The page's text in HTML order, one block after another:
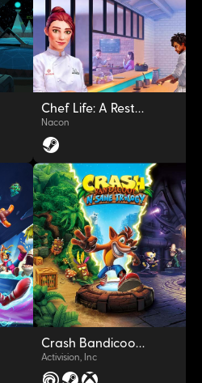
OYNAT
Chef Life: A Restaurant Simulator
Nacon
Crash Bandicoot™ N. Sane Trilogy
Activision, Inc